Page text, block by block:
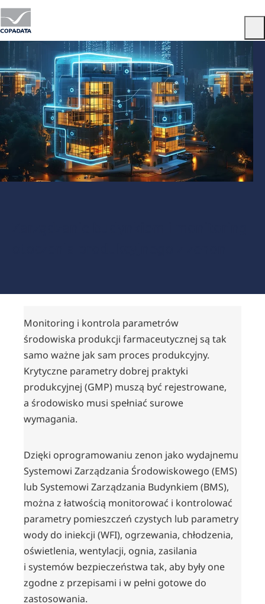
Monitoring i kontrola parametrów
środowiska produkcji farmaceutycznej są tak
samo ważne jak sam proces produkcyjny.
Krytyczne parametry dobrej praktyki
produkcyjnej (GMP) muszą być rejestrowane,
a środowisko musi spełniać surowe
wymagania.
Dzięki oprogramowaniu zenon jako wydajnemu
Systemowi Zarządzania Środowiskowego (EMS)
lub Systemowi Zarządzania Budynkiem (BMS),
można z łatwością monitorować i kontrolować
parametry pomieszczeń czystych lub parametry
wody do iniekcji (WFI), ogrzewania, chłodzenia,
oświetlenia, wentylacji, ognia, zasilania
i systemów bezpieczeństwa tak, aby były one
zgodne z przepisami i w pełni gotowe do
zastosowania.